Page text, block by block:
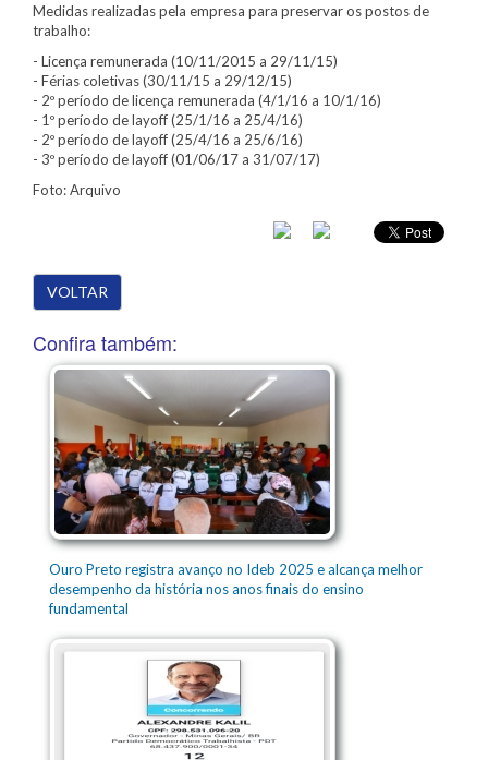
Medidas realizadas pela empresa para preservar os postos de
trabalho:
- Licença remunerada (10/11/2015 a 29/11/15)
- Férias coletivas (30/11/15 a 29/12/15)
- 2º período de licença remunerada (4/1/16 a 10/1/16)
- 1º período de layoff (25/1/16 a 25/4/16)
- 2º período de layoff (25/4/16 a 25/6/16)
- 3º período de layoff (01/06/17 a 31/07/17)
Foto: Arquivo
VOLTAR
Confira também:
Ouro Preto registra avanço no Ideb 2025 e alcança melhor
desempenho da história nos anos finais do ensino
fundamental